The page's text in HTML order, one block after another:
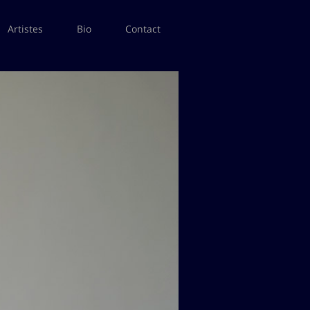
Artistes Bio Contact